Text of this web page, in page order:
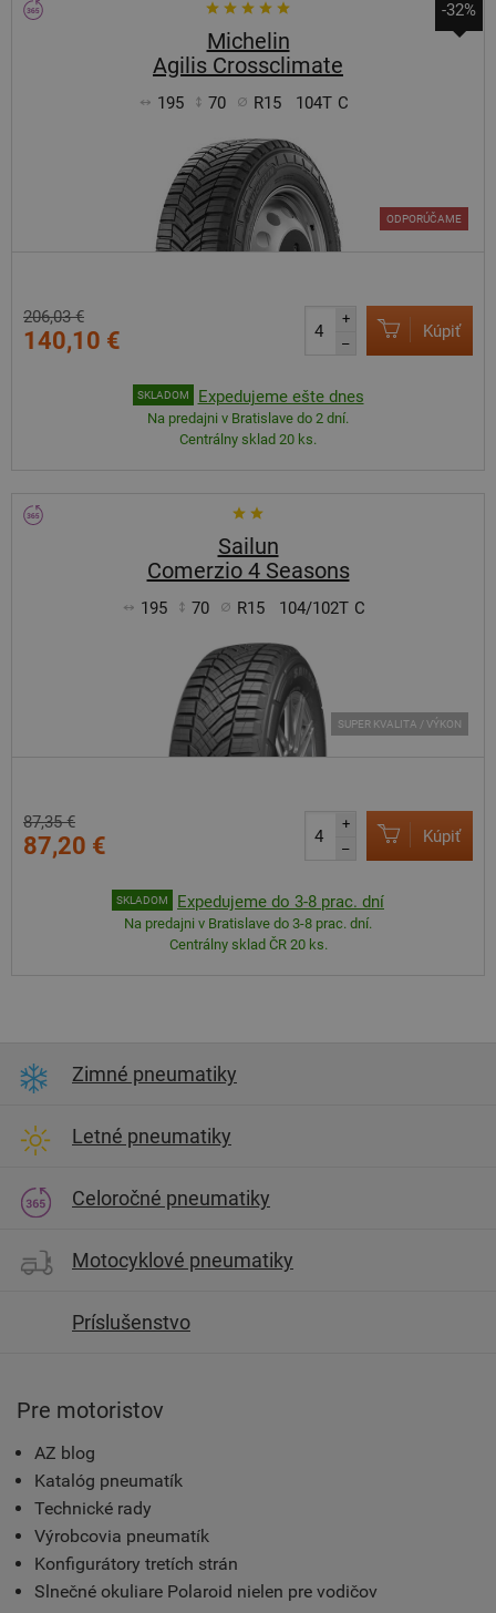
-32%
Michelin
Agilis Crossclimate
195 70 R15 104T C
ODPORÚČAME
206,03 €
140,10 €
+
–
Kúpiť
SKLADOM Expedujeme ešte dnes
Na predajni v Bratislave do 2 dní.
Centrálny sklad 20 ks.
Sailun
Comerzio 4 Seasons
195 70 R15 104/102T C
SUPER KVALITA / VÝKON
87,35 €
87,20 €
+
–
Kúpiť
SKLADOM Expedujeme do 3-8 prac. dní
Na predajni v Bratislave do 3-8 prac. dní.
Centrálny sklad ČR 20 ks.
Zimné pneumatiky
Letné pneumatiky
Celoročné pneumatiky
Motocyklové pneumatiky
Príslušenstvo
Pre motoristov
AZ blog
Katalóg pneumatík
Technické rady
Výrobcovia pneumatík
Konfigurátory tretích strán
Slnečné okuliare Polaroid nielen pre vodičov